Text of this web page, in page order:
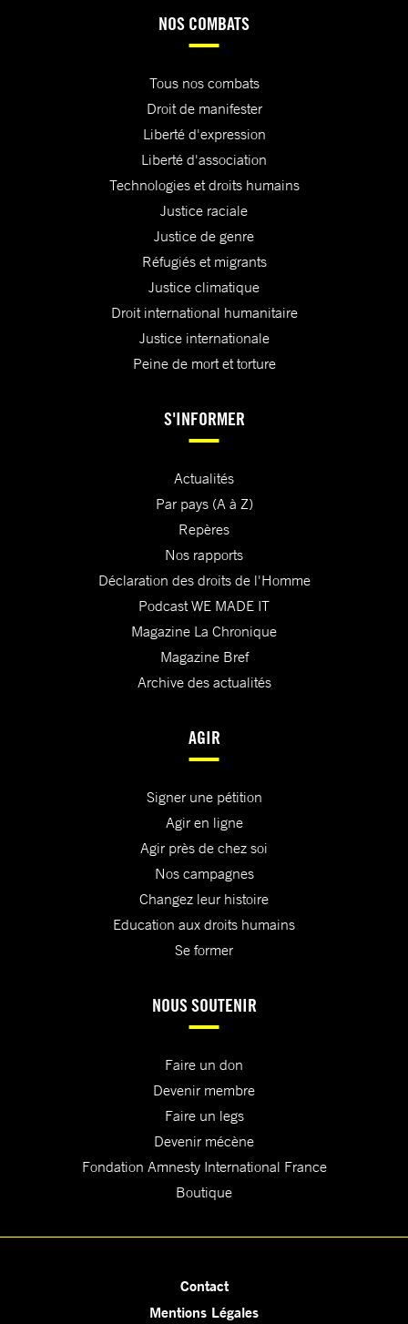
NOS COMBATS
Tous nos combats
Droit de manifester
Liberté d'expression
Liberté d'association
Technologies et droits humains
Justice raciale
Justice de genre
Réfugiés et migrants
Justice climatique
Droit international humanitaire
Justice internationale
Peine de mort et torture
S'INFORMER
Actualités
Par pays (A à Z)
Repères
Nos rapports
Déclaration des droits de l'Homme
Podcast WE MADE IT
Magazine La Chronique
Magazine Bref
Archive des actualités
AGIR
Signer une pétition
Agir en ligne
Agir près de chez soi
Nos campagnes
Changez leur histoire
Education aux droits humains
Se former
NOUS SOUTENIR
Faire un don
Devenir membre
Faire un legs
Devenir mécène
Fondation Amnesty International France
Boutique
Contact
Mentions Légales